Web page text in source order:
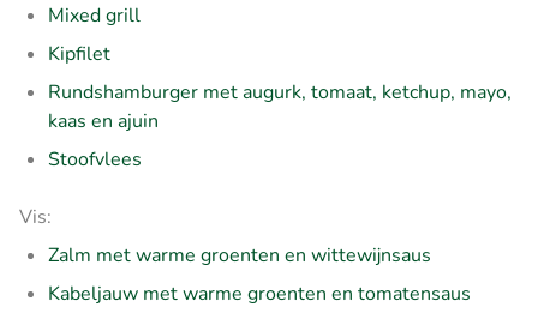
Mixed grill
Kipfilet
Rundshamburger met augurk, tomaat, ketchup, mayo,
kaas en ajuin
Stoofvlees
Vis:
Zalm met warme groenten en wittewijnsaus
Kabeljauw met warme groenten en tomatensaus